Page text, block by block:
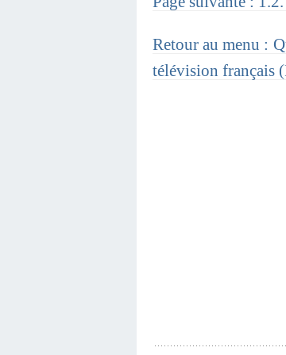
Retour au menu :
télévision français